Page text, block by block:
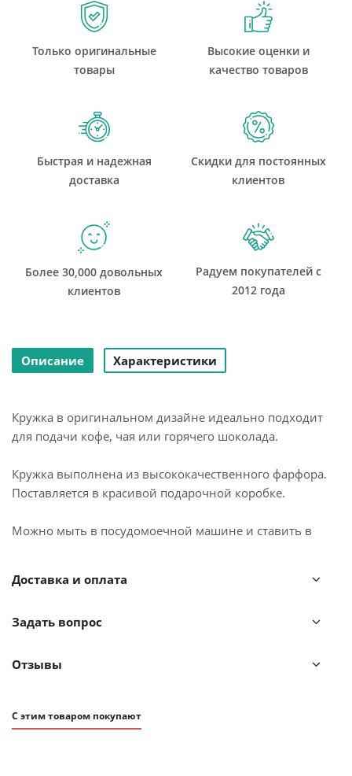
Только оригинальные
товары
Высокие оценки и
качество товаров
Быстрая и надежная
доставка
Скидки для постоянных
клиентов
Более 30,000 довольных
клиентов
Радуем покупателей с
2012 года
Описание Характеристики
Кружка в оригинальном дизайне идеально подходит
для подачи кофе, чая или горячего шоколада.
Кружка выполнена из высококачественного фарфора.
Поставляется в красивой подарочной коробке.
Можно мыть в посудомоечной машине и ставить в
Доставка и оплата
Задать вопрос
Отзывы
С этим товаром покупают